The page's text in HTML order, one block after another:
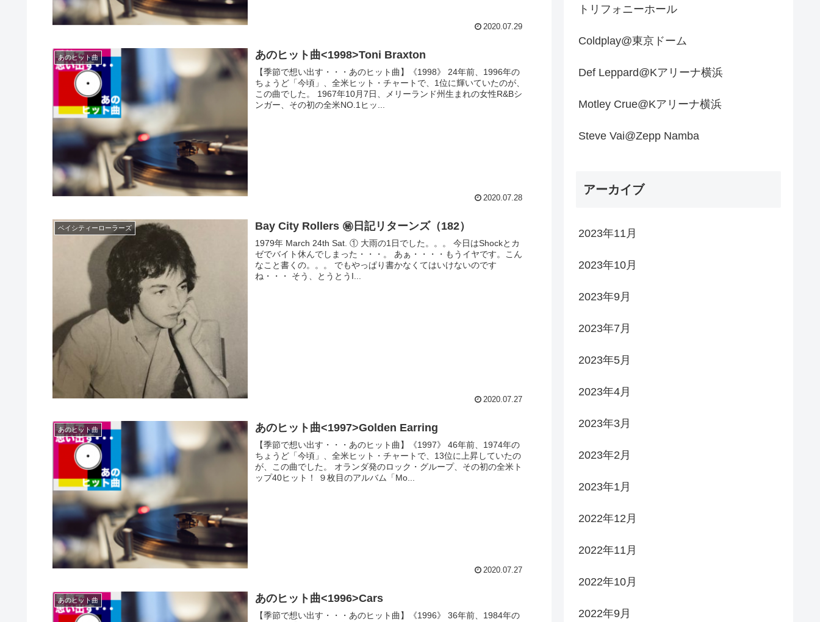
2020.07.29
あのヒット曲 あのヒット曲<1998>Toni Braxton
【季節で想い出す・・・あのヒット曲】《1998》 24年前、1996年の
ちょうど「今頃」、全米ヒット・チャートで、1位に輝いていたのが、
この曲でした。 1967年10月7日、メリーランド州生まれの女性R&Bシ
ンガー、その初の全米NO.1ヒッ...
2020.07.28
ベイシティーローラーズ Bay City Rollers ㊙日記リターンズ（182）
1979年 March 24th Sat. ① 大雨の1日でした。。。 今日はShockとカ
ゼでバイト休んでしまった・・・。 あぁ・・・・もうイヤです。こん
なこと書くの。。。 でもやっぱり書かなくてはいけないのです
ね・・・ そう、とうとうI...
2020.07.27
あのヒット曲 あのヒット曲<1997>Golden Earring
【季節で想い出す・・・あのヒット曲】《1997》 46年前、1974年の
ちょうど「今頃」、全米ヒット・チャートで、13位に上昇していたの
が、この曲でした。 オランダ発のロック・グループ、その初の全米ト
ップ40ヒット！ ９枚目のアルバム「Mo...
2020.07.27
あのヒット曲 あのヒット曲<1996>Cars
【季節で想い出す・・・あのヒット曲】《1996》 36年前、1984年の
トリフォニーホール
Coldplay@東京ドーム
Def Leppard@Kアリーナ横浜
Motley Crue@Kアリーナ横浜
Steve Vai@Zepp Namba
アーカイブ
2023年11月
2023年10月
2023年9月
2023年7月
2023年5月
2023年4月
2023年3月
2023年2月
2023年1月
2022年12月
2022年11月
2022年10月
2022年9月